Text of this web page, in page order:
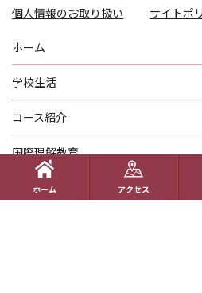
個人情報のお取り扱い サイトポ
ホーム
学校生活
コース紹介
国際理解教育
進路指導
ホーム アクセス